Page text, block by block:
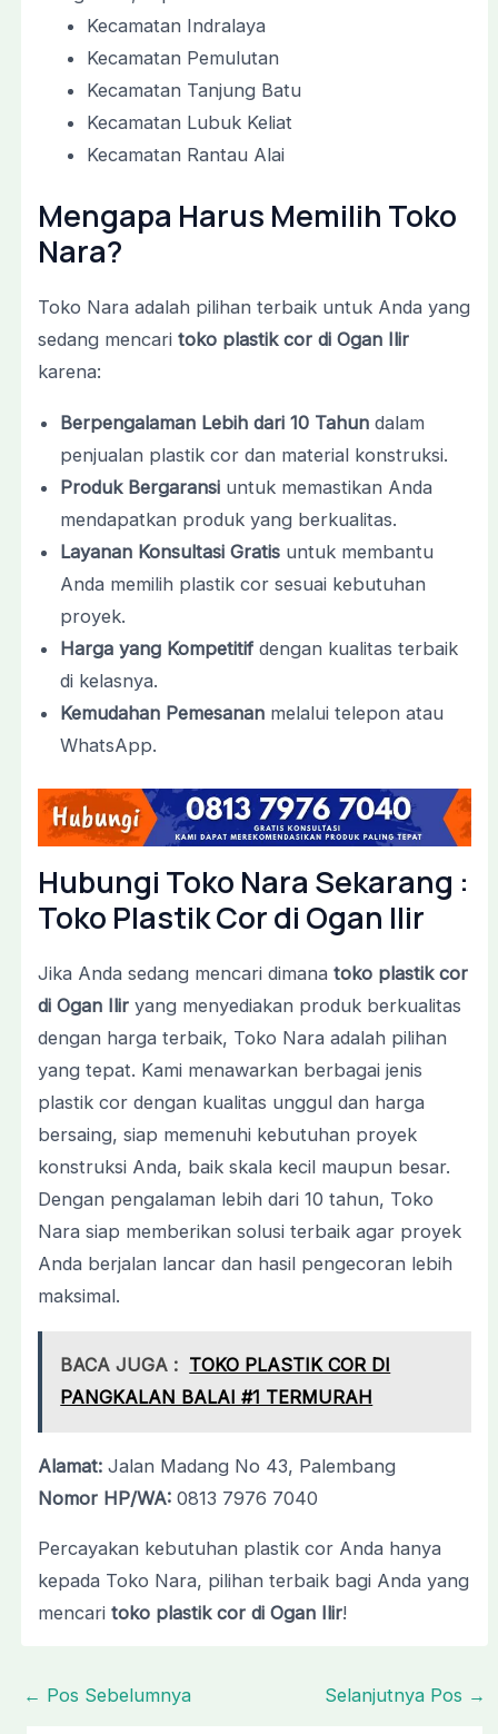
Kecamatan Indralaya
Kecamatan Pemulutan
Kecamatan Tanjung Batu
Kecamatan Lubuk Keliat
Kecamatan Rantau Alai
Mengapa Harus Memilih Toko
Nara?
Toko Nara adalah pilihan terbaik untuk Anda yang
sedang mencari toko plastik cor di Ogan Ilir
karena:
Berpengalaman Lebih dari 10 Tahundalam
penjualan plastik cor dan material konstruksi.
Produk Bergaransiuntuk memastikan Anda
mendapatkan produk yang berkualitas.
Layanan Konsultasi Gratisuntuk membantu
Anda memilih plastik cor sesuai kebutuhan
proyek.
Harga yang Kompetitifdengan kualitas terbaik
di kelasnya.
Kemudahan Pemesananmelalui telepon atau
WhatsApp.
Hubungi Toko Nara Sekarang :
Toko Plastik Cor di Ogan Ilir
Jika Anda sedang mencari dimana toko plastik cor
di Ogan Iliryang menyediakan produk berkualitas
dengan harga terbaik, Toko Nara adalah pilihan
yang tepat. Kami menawarkan berbagai jenis
plastik cor dengan kualitas unggul dan harga
bersaing, siap memenuhi kebutuhan proyek
konstruksi Anda, baik skala kecil maupun besar.
Dengan pengalaman lebih dari 10 tahun, Toko
Nara siap memberikan solusi terbaik agar proyek
Anda berjalan lancar dan hasil pengecoran lebih
maksimal.
BACA JUGA : TOKO PLASTIK COR DI
PANGKALAN BALAI #1 TERMURAH
Alamat:Jalan Madang No 43, Palembang
Nomor HP/WA:0813 7976 7040
Percayakan kebutuhan plastik cor Anda hanya
kepada Toko Nara, pilihan terbaik bagi Anda yang
mencari toko plastik cor di Ogan Ilir!
← Pos Sebelumnya Selanjutnya Pos →